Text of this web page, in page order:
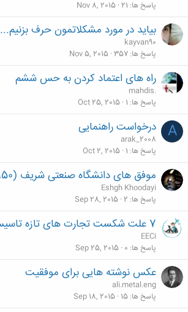
پاسخ ها 21
Nov 8, 2015
بیاید در مورد مشکلاتمون حرف بزنیم...
kayvan90
پاسخ ها 357
Nov 5, 2015
راه های اعتماد کردن به حس ششم
mahdis.
پاسخ ها 1
Oct 25, 2015
A درخواست راهنمایی
arak_2008
پاسخ ها 1
Oct 2, 2015
موفق های دانشگاه صنعتی شریف (950 نفر)
Eshgh Khoodayi
پاسخ ها 2
Sep 28, 2015
7 علت شکست تجارت های تازه تاسیس
EECi
پاسخ ها 0
Sep 25, 2015
عکس نوشته هایی برای موفقیت
ali.metal.eng
پاسخ ها 15
Sep 18, 2015